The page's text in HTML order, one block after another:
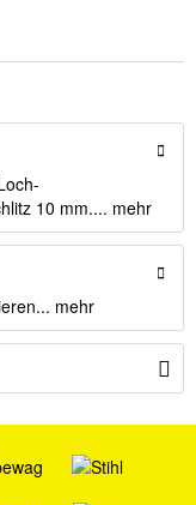
10 mm.... mehr
mehr